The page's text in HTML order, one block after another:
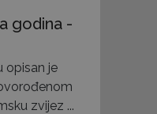
godina -
opisan je
zvijez ...